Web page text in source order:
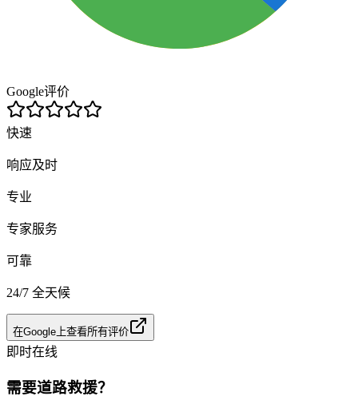
Google评价
快速
响应及时
专业
专家服务
可靠
24/7 全天候
在Google上查看所有评价
即时在线
需要道路救援？